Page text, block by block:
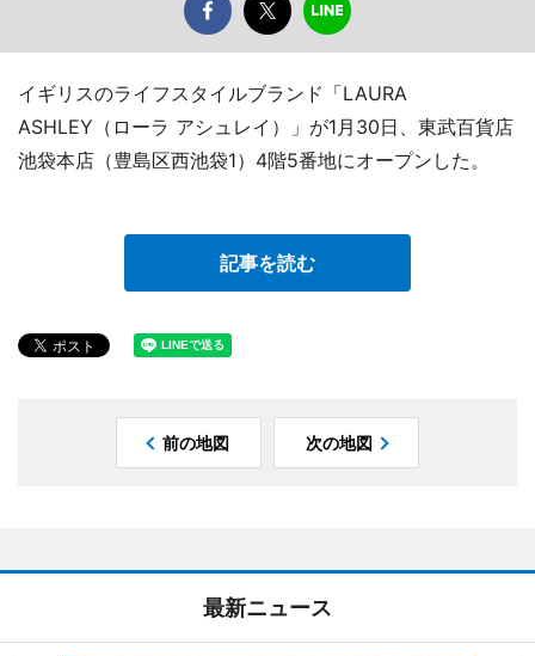
イギリスのライフスタイルブランド「LAURA
ASHLEY（ローラ アシュレイ）」が1月30日、東武百貨店
池袋本店（豊島区西池袋1）4階5番地にオープンした。
記事を読む
前の地図 次の地図
最新ニュース